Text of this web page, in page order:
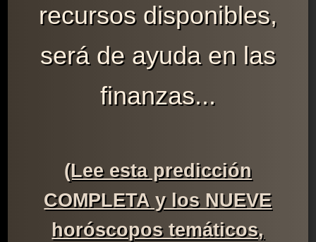
recursos disponibles,
será de ayuda en las
finanzas...
(Lee esta predicción
COMPLETA y los NUEVE
horóscopos temáticos,